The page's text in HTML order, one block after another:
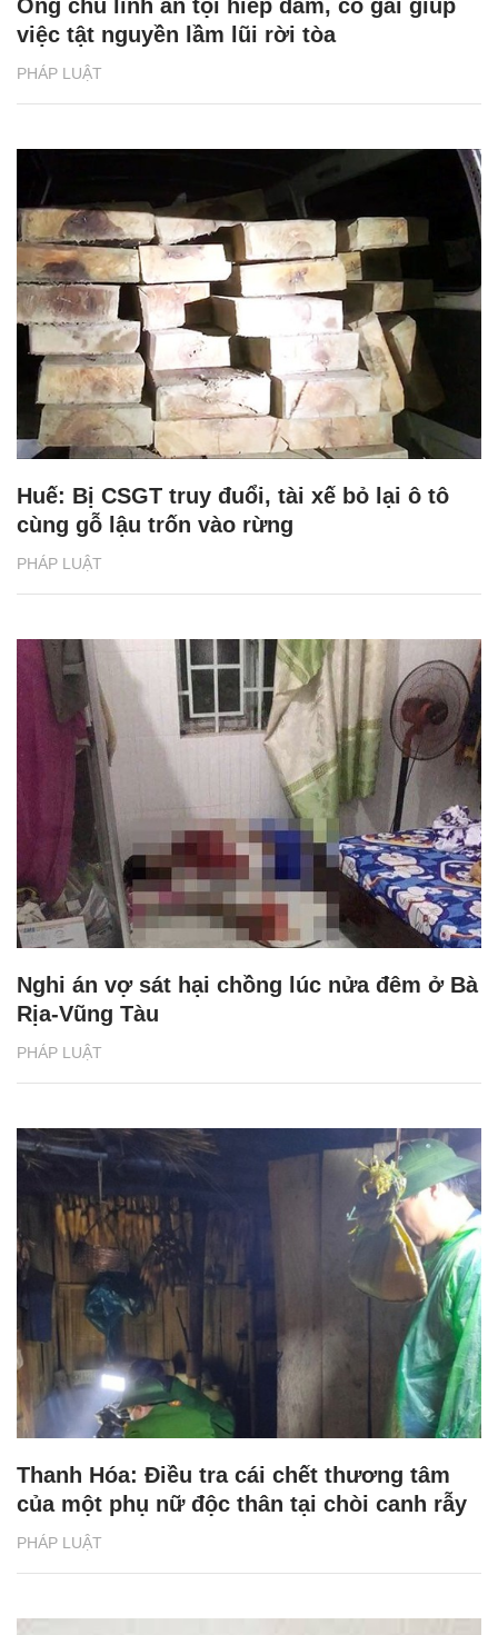
PHÁP LUẬT
Ông chủ lĩnh án tội hiếp dâm, cô gái giúp
việc tật nguyền lầm lũi rời tòa
PHÁP LUẬT
Huế: Bị CSGT truy đuổi, tài xế bỏ lại ô tô
cùng gỗ lậu trốn vào rừng
PHÁP LUẬT
Nghi án vợ sát hại chồng lúc nửa đêm ở Bà
Rịa-Vũng Tàu
PHÁP LUẬT
Thanh Hóa: Điều tra cái chết thương tâm
của một phụ nữ độc thân tại chòi canh rẫy